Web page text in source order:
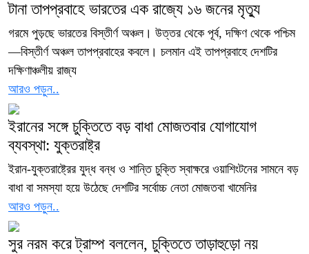
টানা তাপপ্রবাহে ভারতের এক রাজ্যে ১৬ জনের মৃত্যু
গরমে পুড়ছে ভারতের বিস্তীর্ণ অঞ্চল। উত্তর থেকে পূর্ব, দক্ষিণ থেকে পশ্চিম
—বিস্তীর্ণ অঞ্চল তাপপ্রবাহের কবলে। চলমান এই তাপপ্রবাহে দেশটির
দক্ষিণাঞ্চলীয় রাজ্য
আরও পড়ুন..
ইরানের সঙ্গে চুক্তিতে বড় বাধা মোজতবার যোগাযোগ
ব্যবস্থা: যুক্তরাষ্ট্র
ইরান-যুক্তরাষ্ট্রের যুদ্ধ বন্ধ ও শান্তি চুক্তি স্বাক্ষরে ওয়াশিংটনের সামনে বড়
বাধা বা সমস্যা হয়ে উঠেছে দেশটির সর্বোচ্চ নেতা মোজতবা খামেনির
আরও পড়ুন..
সুর নরম করে ট্রাম্প বললেন, চুক্তিতে তাড়াহুড়ো নয়